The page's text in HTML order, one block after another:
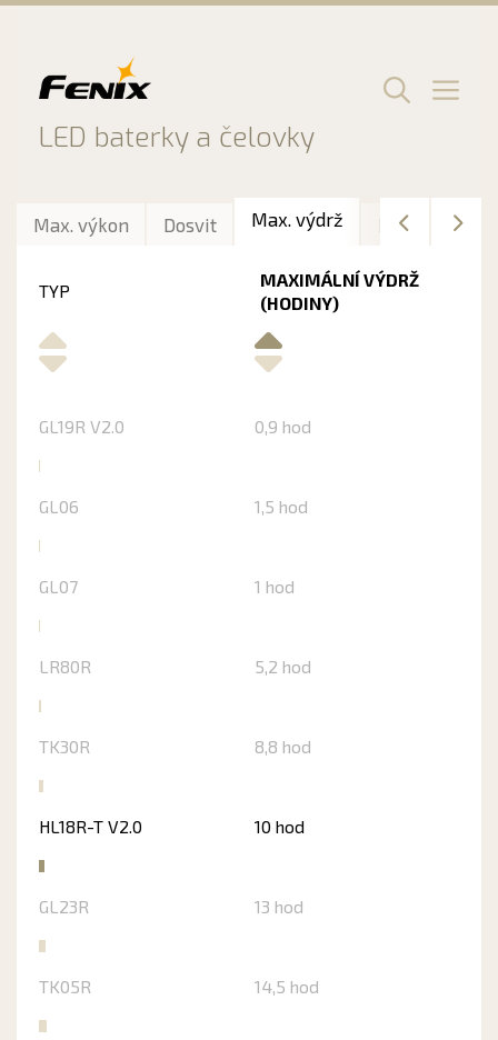
LED baterky a čelovky
Menu
Max. výkon Dosvit Max. výdrž Délka
TYP
MAXIMÁLNÍ VÝDRŽ
(HODINY)
GL19R V2.0 0,9 hod
GL06 1,5 hod
GL07 1 hod
LR80R 5,2 hod
TK30R 8,8 hod
HL18R-T V2.0 10 hod
GL23R 13 hod
TK05R 14,5 hod